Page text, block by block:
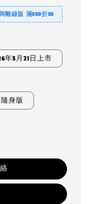
離線版 滿500折50
年5月21日上市
身版